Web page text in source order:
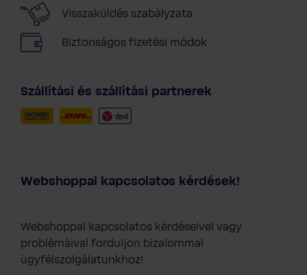
Visszaküldés szabályzata
Biztonságos fizetési módok
Szállítási és szállítási partnerek
Webshoppal kapcsolatos kérdések!
Webshoppal kapcsolatos kérdéseivel vagy
problémáival forduljon bizalommal
ügyfélszolgálatunkhoz!